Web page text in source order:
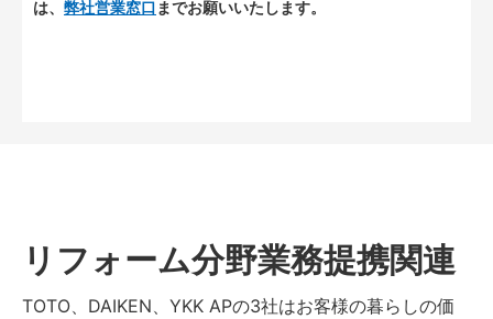
は、 弊社営業窓口 までお願いいたします。
リフォーム分野業務提携関連
TOTO、DAIKEN、YKK APの3社はお客様の暮らしの価